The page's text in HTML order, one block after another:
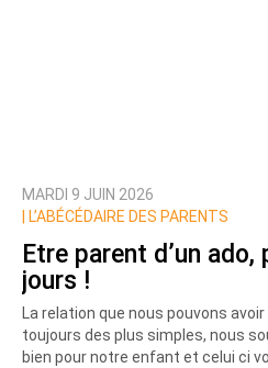
MARDI 9 JUIN 2026
L’ABÉCÉDAIRE DES PARENTS
Etre parent d’un
jours !
La relation que nous pouvons
toujours des plus simples, nous
bien pour notre enfant et celui ci